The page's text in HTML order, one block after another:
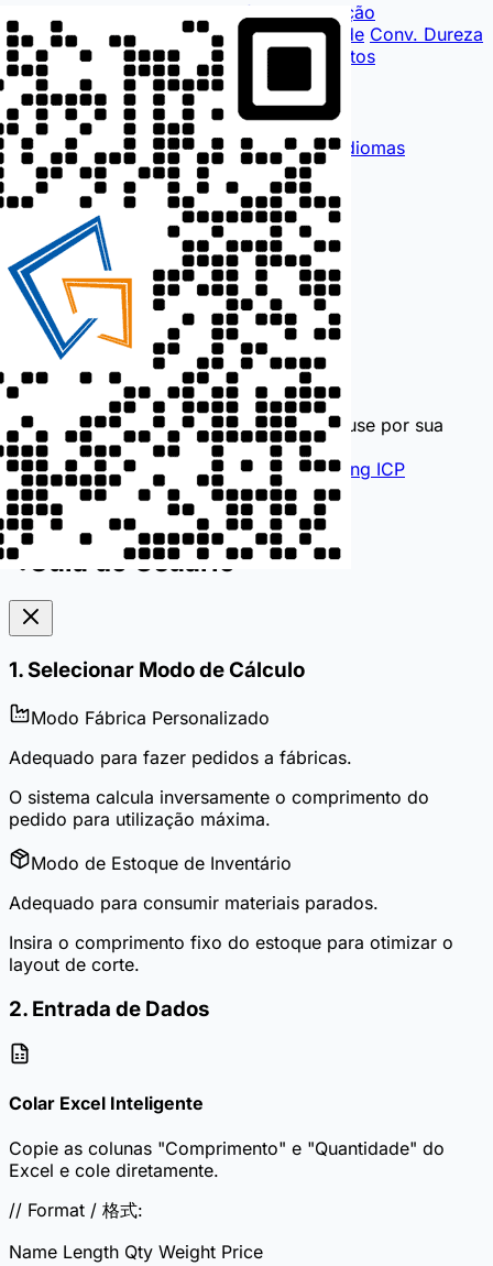
Calculadora de Perfis Composição
Propriedades Mec.
Consulta de Densidade Conv. Dureza
Custos
Cotação de Matriz Cálculo Impostos
Internacional
EnglishFrançais Español لغة عربيةMais idiomas
Contate-nos
0757-88792655
189 2316 1286
i@hndl.vip
Informações apenas para referência, use por sua
conta e risco!
© 2026Rede de Alumínio DaLiGuangdong ICP
18150991ver:4.26.213
Guia do Usuário
1. Selecionar Modo de Cálculo
Modo Fábrica Personalizado
Adequado para fazer pedidos a fábricas.
O sistema calcula inversamente o comprimento do
pedido para utilização máxima.
Modo de Estoque de Inventário
Adequado para consumir materiais parados.
Insira o comprimento fixo do estoque para otimizar o
layout de corte.
2. Entrada de Dados
Colar Excel Inteligente
Copie as colunas "Comprimento" e "Quantidade" do
Excel e cole diretamente.
// Format / 格式:
Name Length Qty Weight Price